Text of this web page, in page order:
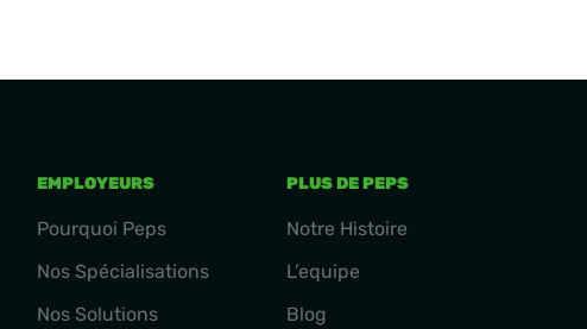
EMPLOYEURS
Pourquoi Peps
Nos Spécialisations
Nos Solutions
PLUS DE PEPS
Notre Histoire
L’equipe
Blog